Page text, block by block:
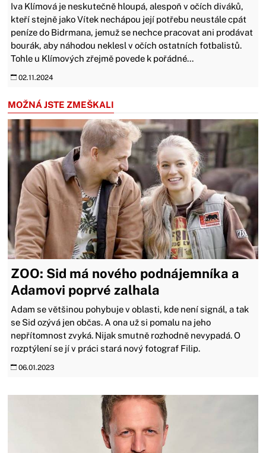
Iva Klímová je neskutečně hloupá, alespoň v očích diváků,
kteří stejně jako Vítek nechápou její potřebu neustále cpát
peníze do Bidrmana, jemuž se nechce pracovat ani prodávat
bourák, aby náhodou neklesl v očích ostatních fotbalistů.
Tohle u Klímových zřejmě povede k pořádné...
02.11.2024
MOŽNÁ JSTE ZMEŠKALI
ZOO: Sid má nového podnájemníka a
Adamovi poprvé zalhala
Adam se většinou pohybuje v oblasti, kde není signál, a tak
se Sid ozývá jen občas. A ona už si pomalu na jeho
nepřítomnost zvyká. Nijak smutně rozhodně nevypadá. O
rozptýlení se jí v práci stará nový fotograf Filip.
06.01.2023